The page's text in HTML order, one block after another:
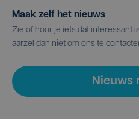
Maak zelf het nieuws
Zie of hoor je iets dat interessant
aarzel dan niet om ons te
Nieuws